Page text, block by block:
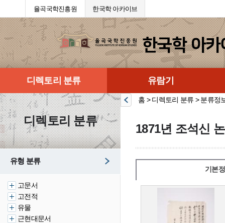
율곡국학진흥원 한국학 아카이브
디렉토리 분류 유람기
디렉토리 분류
유형 분류
고문서
고전적
유물
근현대문서
홈 > 디렉토리 분류 > 분류정
1871년 조석신
기본